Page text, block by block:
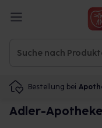
Bestellung bei
Adler-Apotheke